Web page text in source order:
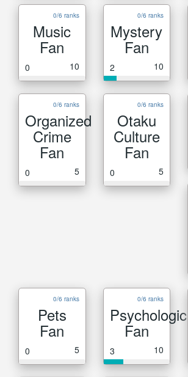
0/6 ranks
Music
Fan
0 10
0/6 ranks
Mystery
Fan
2 10
0/6 ranks
Organized
Crime
Fan
0 5
0/6 ranks
Otaku
Culture
Fan
0 5
0/6 ranks
Pets
Fan
0 5
0/6 ranks
Psychological
Fan
3 10